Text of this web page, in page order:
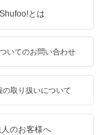
Shufoo!とは
いてのお問い合わせ
の取り扱いについて
のお客様へ